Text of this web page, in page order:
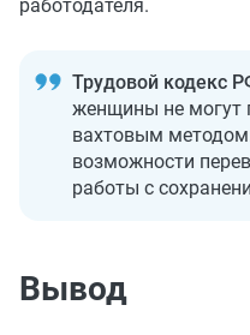
работодателя.
Трудовой кодекс
женщины не могут
вахтовым
возможности
работы с
Вывод